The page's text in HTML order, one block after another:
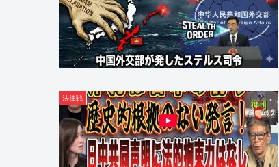
法律戦